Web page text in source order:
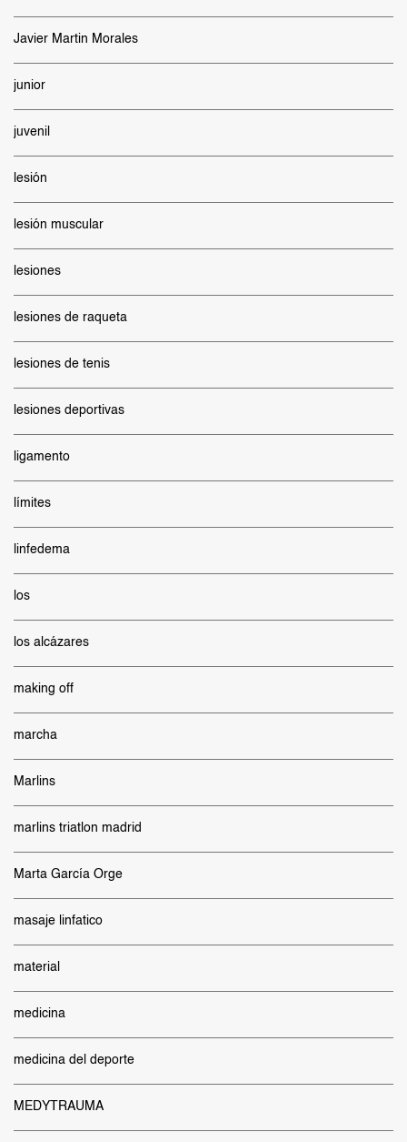
Javier Martin Morales
junior
juvenil
lesión
lesión muscular
lesiones
lesiones de raqueta
lesiones de tenis
lesiones deportivas
ligamento
límites
linfedema
los
los alcázares
making off
marcha
Marlins
marlins triatlon madrid
Marta García Orge
masaje linfatico
material
medicina
medicina del deporte
MEDYTRAUMA